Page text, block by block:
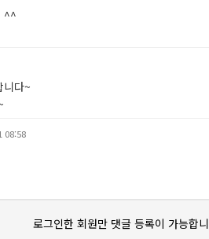
^^
니다~
08:58
로그인한 회원만 댓글 등록이 가능합